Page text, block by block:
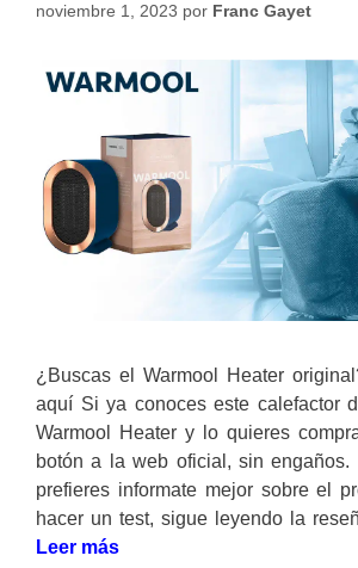
noviembre 1, 2023 por Franc Gayet
¿Buscas el Warmool Heater
aquí Si ya conoces este calefactor
Warmool Heater y lo quieres
botón a la web oficial, sin engaños.
prefieres informate mejor sobre el
hacer un test, sigue leyendo la
Leer más